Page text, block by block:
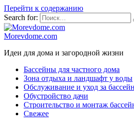
Перейти к содержанию
Search for:
Morevdome.com
Идеи для дома и загородной жизни
Бассейны для частного дома
Зона отдыха и ландшафт у воды
Обслуживание и уход за
Обустройство дачи
Строительство и монтаж
Свежее